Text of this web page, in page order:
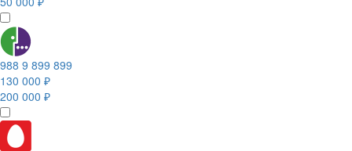
988 9 899 899
130 000 ₽
200 000 ₽